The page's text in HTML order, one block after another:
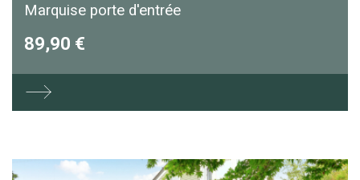
Marquise porte d'entrée
89,90 €